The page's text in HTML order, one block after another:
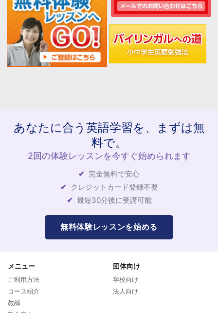
あなたに合う英語学習を、まずは無
料で。
2回の体験レッスンを今すぐ始められます
完全無料で安心
クレジットカード登録不要
最短30分後に受講可能
無料体験レッスンを始める
メニュー
ご利用方法
コース紹介
教師
団体向け
学校向け
法人向け